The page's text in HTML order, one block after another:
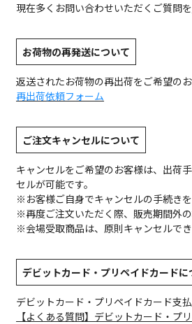
現在多くお問い合わせいただくご質問を
お荷物の再発送について
返送されたお荷物の再出荷をご希望の
再出荷依頼フォーム
ご注文キャンセルについて
キャンセルをご希望のお客様は、出荷
セルが可能です。
※お客様ご自身でキャンセルの手続きを
※再度ご注文いただく際、販売期間外
※会場受取商品は、原則キャンセルで
デビットカード・プリペイドカードに
デビットカード・プリペイドカード支
【よくある質問】デビットカード・プ